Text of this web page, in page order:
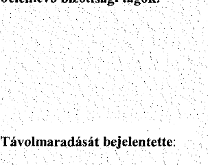
Tavolmaradasat bejelentette: